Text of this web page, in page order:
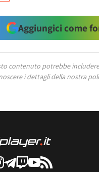
Aggiungici come
contenuto potrebbe
i dettagli della nostra